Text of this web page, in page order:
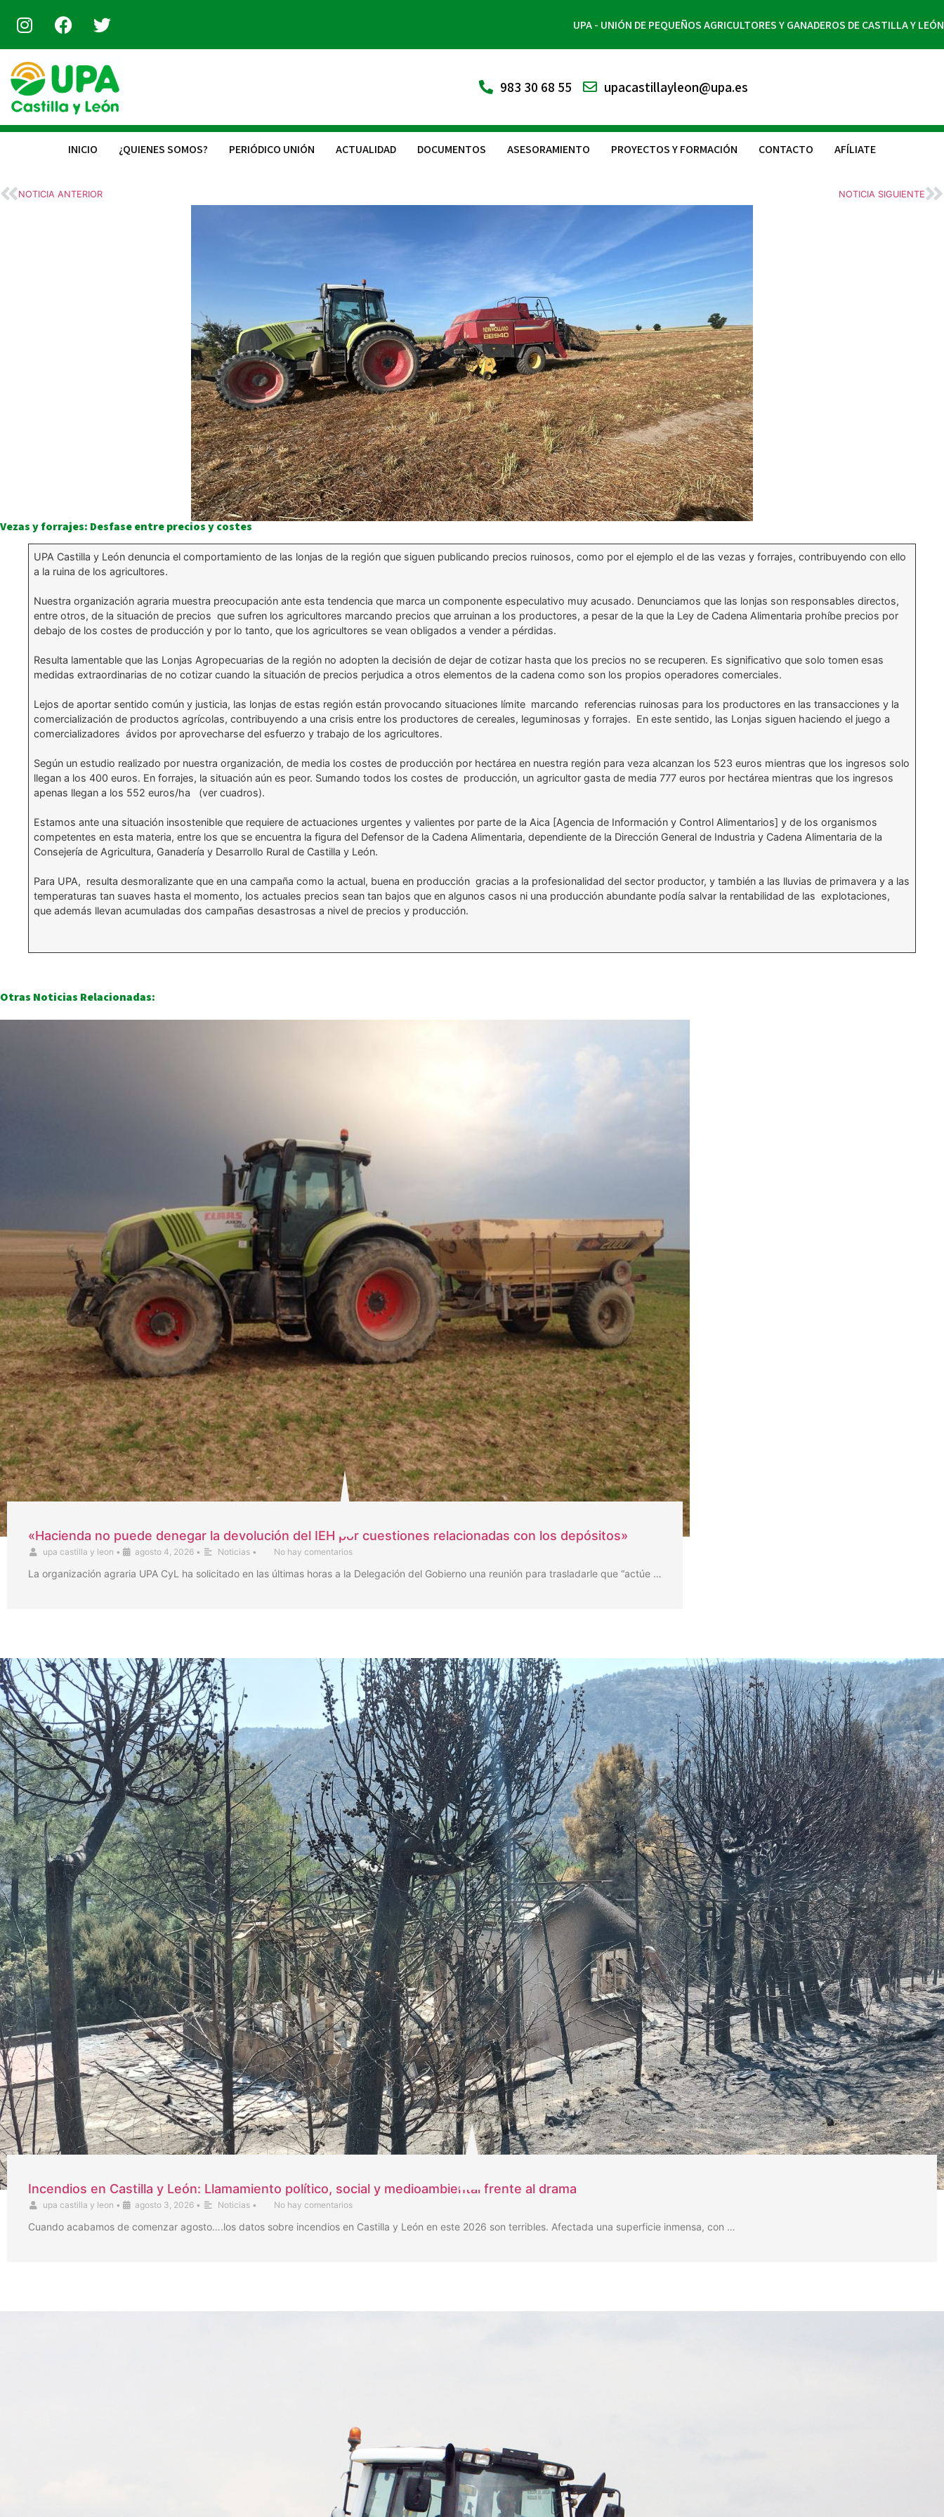
UPA - UNIÓN DE PEQUEÑOS AGRICULTORES Y GANADEROS DE CASTILLA Y LEÓN
983 30 68 55 upacastillayleon@upa.es
INICIO ¿QUIENES SOMOS? PERIÓDICO UNIÓN ACTUALIDAD DOCUMENTOS ASESORAMIENTO PROYECTOS Y FORMACIÓN CONTACTO AFÍLIATE
NOTICIA ANTERIOR NOTICIA SIGUIENTE
Vezas y forrajes: Desfase entre precios y costes
UPA Castilla y León denuncia el comportamiento de las lonjas de la región que siguen publicando precios ruinosos, como por el ejemplo el de las vezas y forrajes, contribuyendo con ello
a la ruina de los agricultores.
Nuestra organización agraria muestra preocupación ante esta tendencia que marca un componente especulativo muy acusado. Denunciamos que las lonjas son responsables directos,
entre otros, de la situación de precios que sufren los agricultores marcando precios que arruinan a los productores, a pesar de la que la Ley de Cadena Alimentaria prohíbe precios por
debajo de los costes de producción y por lo tanto, que los agricultores se vean obligados a vender a pérdidas.
Resulta lamentable que las Lonjas Agropecuarias de la región no adopten la decisión de dejar de cotizar hasta que los precios no se recuperen. Es significativo que solo tomen esas
medidas extraordinarias de no cotizar cuando la situación de precios perjudica a otros elementos de la cadena como son los propios operadores comerciales.
Lejos de aportar sentido común y justicia, las lonjas de estas región están provocando situaciones límite marcando referencias ruinosas para los productores en las transacciones y la
comercialización de productos agrícolas, contribuyendo a una crisis entre los productores de cereales, leguminosas y forrajes. En este sentido, las Lonjas siguen haciendo el juego a
comercializadores ávidos por aprovecharse del esfuerzo y trabajo de los agricultores.
Según un estudio realizado por nuestra organización, de media los costes de producción por hectárea en nuestra región para veza alcanzan los 523 euros mientras que los ingresos solo
llegan a los 400 euros. En forrajes, la situación aún es peor. Sumando todos los costes de producción, un agricultor gasta de media 777 euros por hectárea mientras que los ingresos
apenas llegan a los 552 euros/ha (ver cuadros).
Estamos ante una situación insostenible que requiere de actuaciones urgentes y valientes por parte de la Aica [Agencia de Información y Control Alimentarios] y de los organismos
competentes en esta materia, entre los que se encuentra la figura del Defensor de la Cadena Alimentaria, dependiente de la Dirección General de Industria y Cadena Alimentaria de la
Consejería de Agricultura, Ganadería y Desarrollo Rural de Castilla y León.
Para UPA, resulta desmoralizante que en una campaña como la actual, buena en producción gracias a la profesionalidad del sector productor, y también a las lluvias de primavera y a las
temperaturas tan suaves hasta el momento, los actuales precios sean tan bajos que en algunos casos ni una producción abundante podía salvar la rentabilidad de las explotaciones,
que además llevan acumuladas dos campañas desastrosas a nivel de precios y producción.
Otras Noticias Relacionadas:
«Hacienda no puede denegar la devolución del IEH por cuestiones relacionadas con los depósitos»
upa castilla y leon • agosto 4, 2026 • Noticias • No hay comentarios
La organización agraria UPA CyL ha solicitado en las últimas horas a la Delegación del Gobierno una reunión para trasladarle que “actúe …
Incendios en Castilla y León: Llamamiento político, social y medioambiental frente al drama
upa castilla y leon • agosto 3, 2026 • Noticias • No hay comentarios
Cuando acabamos de comenzar agosto….los datos sobre incendios en Castilla y León en este 2026 son terribles. Afectada una superficie inmensa, con …